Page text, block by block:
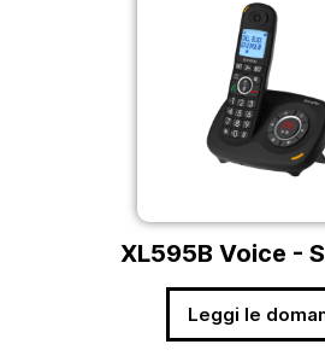
XL595B Voice -
Leggi le